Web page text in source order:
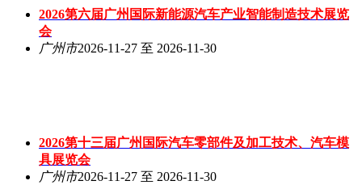
2026第六届广州国际新能源汽车产业智能制造技术展览
会
广州市2026-11-27 至 2026-11-30
2026第十三届广州国际汽车零部件及加工技术、汽车模
具展览会
广州市2026-11-27 至 2026-11-30